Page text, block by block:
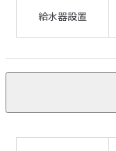
給水器設置